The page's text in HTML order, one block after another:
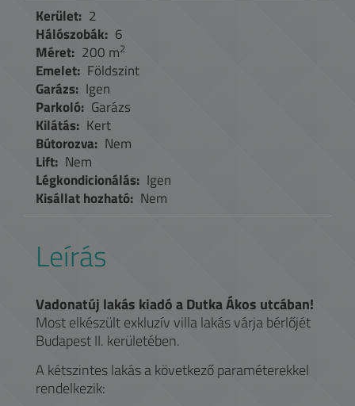
Kerület: 2
Hálószobák: 6
Méret: 200 m2
Emelet: Földszint
Garázs: Igen
Parkoló: Garázs
Kilátás: Kert
Bútorozva: Nem
Lift: Nem
Légkondicionálás: Igen
Kisállat hozható: Nem
Leírás
Vadonatúj lakás kiadó a Dutka Ákos utcában!
Most elkészült exkluzív villa lakás várja bérlőjét
Budapest II. kerületében.
A kétszintes lakás a következő paraméterekkel
rendelkezik: